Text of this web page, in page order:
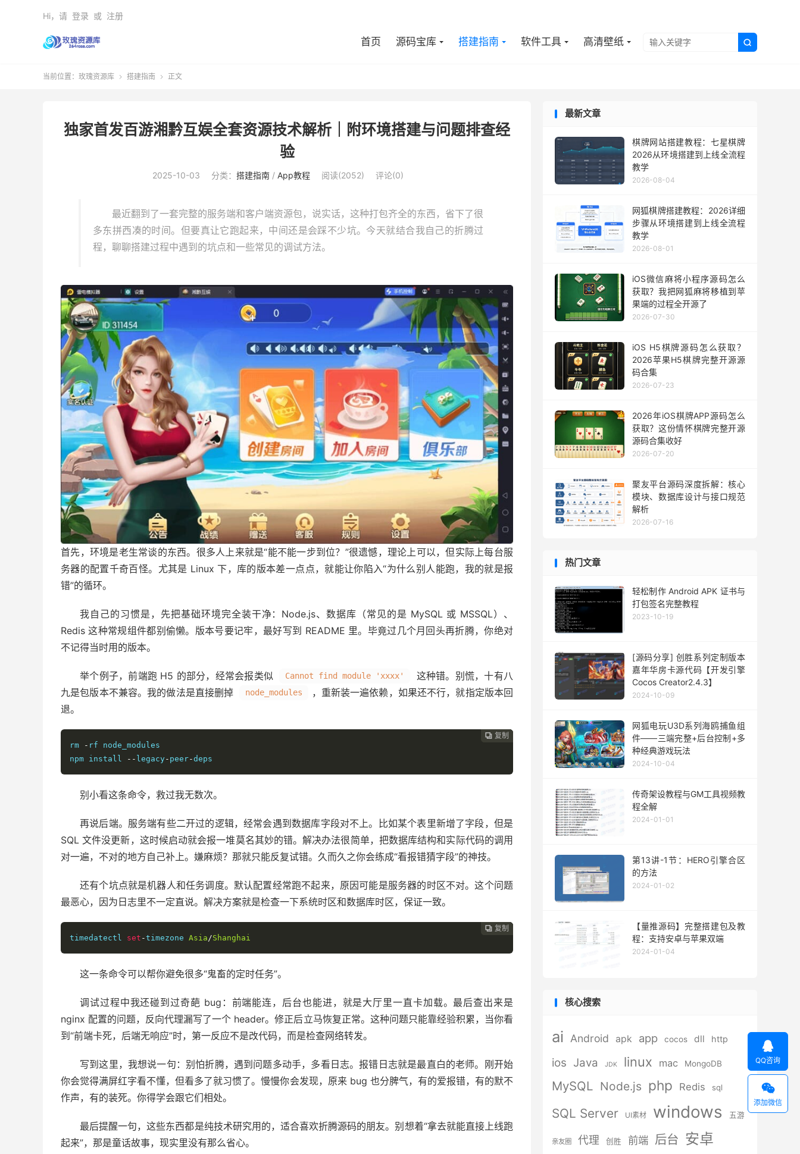

首页 源码宝库 搭建指南 软件工具 高清壁纸
Hi，请 登录 或 注册
当前位置： 玫瑰资源库  搭建指南  正文
独家首发百游湘黔互娱全套资源技术解析｜附环境搭建与问题排查经
验
2025-10-03 分类： 搭建指南 / App教程 阅读(2052) 评论(0)
最近翻到了一套完整的服务端和客户端资源包，说实话，这种打包齐全的东西，省下了很
多东拼西凑的时间。但要真让它跑起来，中间还是会踩不少坑。今天就结合我自己的折腾过
程，聊聊搭建过程中遇到的坑点和一些常见的调试方法。
首先，环境是老生常谈的东西。很多人上来就是“能不能一步到位？”很遗憾，理论上可以，但实际上每台服
务器的配置千奇百怪。尤其是 Linux 下，库的版本差一点点，就能让你陷入“为什么别人能跑，我的就是报
错”的循环。
我自己的习惯是，先把基础环境完全装干净：Node.js、数据库（常见的是 MySQL 或 MSSQL）、
Redis 这种常规组件都别偷懒。版本号要记牢，最好写到 README 里。毕竟过几个月回头再折腾，你绝对
不记得当时用的版本。
举个例子，前端跑 H5 的部分，经常会报类似 Cannot find module 'xxxx'
这种错。别慌，十有八
九是包版本不兼容。我的做法是直接删掉
node_modules
，重新装一遍依赖，如果还不行，就指定版本回
退。
 复制
 复制
 复制
 复制
rm
- rf node_modules
npm install
-- legacy- peer-deps
别小看这条命令，救过我无数次。
再说后端。服务端有些二开过的逻辑，经常会遇到数据库字段对不上。比如某个表里新增了字段，但是
SQL 文件没更新，这时候启动就会报一堆莫名其妙的错。解决办法很简单，把数据库结构和实际代码的调用
对一遍，不对的地方自己补上。嫌麻烦？那就只能反复试错。久而久之你会练成“看报错猜字段”的神技。
还有个坑点就是机器人和任务调度。默认配置经常跑不起来，原因可能是服务器的时区不对。这个问题
最恶心，因为日志里不一定直说。解决方案就是检查一下系统时区和数据库时区，保证一致。
 复制
 复制
 复制
timedatectl set -timezone Asia /Shanghai
这一条命令可以帮你避免很多“鬼畜的定时任务”。
调试过程中我还碰到过奇葩 bug：前端能连，后台也能进，就是大厅里一直卡加载。最后查出来是
nginx 配置的问题，反向代理漏写了一个 header。修正后立马恢复正常。这种问题只能靠经验积累，当你看
到“前端卡死，后端无响应”时，第一反应不是改代码，而是检查网络转发。
写到这里，我想说一句：别怕折腾，遇到问题多动手，多看日志。报错日志就是最直白的老师。刚开始
你会觉得满屏红字看不懂，但看多了就习惯了。慢慢你会发现，原来 bug 也分脾气，有的爱报错，有的默不
作声，有的装死。你得学会跟它们相处。
最后提醒一句，这些东西都是纯技术研究用的，适合喜欢折腾源码的朋友。别想着“拿去就能直接上线跑
起来”，那是童话故事，现实里没有那么省心。
最新文章
棋牌网站搭建教程：七星棋牌
2026从环境搭建到上线全流程
教学
2026-08-04
网狐棋牌搭建教程：2026详细
步骤从环境搭建到上线全流程
教学
2026-08-01
iOS微信麻将小程序源码怎么
获取？我把网狐麻将移植到苹
果端的过程全开源了
2026-07-30
iOS H5棋牌源码怎么获取？
2026苹果H5棋牌完整开源源
码合集
2026-07-23
2026年iOS棋牌APP源码怎么
获取？这份情怀棋牌完整开源
源码合集收好
2026-07-20
聚友平台源码深度拆解：核心
模块、数据库设计与接口规范
解析
2026-07-16
热门文章
轻松制作 Android APK 证书与
打包签名完整教程
2023-10-19
[源码分享] 创胜系列定制版本
嘉年华房卡源代码【开发引擎
Cocos Creator2.4.3】
2024-10-09
网狐电玩U3D系列海鸥捕鱼组
件——三端完整+后台控制+多
种经典游戏玩法
2024-10-04
传奇架设教程与GM工具视频教
程全解
2024-01-01
第13讲-1节：HERO引擎合区
的方法
2024-01-02
【量推源码】完整搭建包及教
程：支持安卓与苹果双端
2024-01-04
核心搜索
ai Android apk app cocos dll http
ios Java JDK linux mac MongoDB
MySQL Node.js php Redis sql
SQL Server UI素材 windows 五游
亲友圈 代理 创胜 前端 后台 安卓

QQ咨询

添加微信